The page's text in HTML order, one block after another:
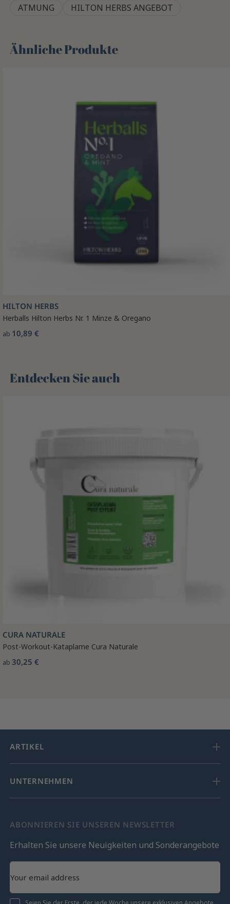
ATMUNG
HILTON HERBS ANGEBOT
Ähnliche Produkte
HILTON HERBS
Herballs Hilton Herbs Nr. 1 Minze & Oregano
ab 10,89 €
Entdecken Sie auch 🌻
CURA NATURALE
Post-Workout-Kataplame Cura Naturale
ab 30,25 €
ARTIKEL
UNTERNEHMEN
ABONNIEREN SIE UNSEREN NEWSLETTER
Erhalten Sie unsere Neuigkeiten und Sonderangebote